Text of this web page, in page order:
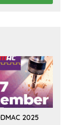
2025